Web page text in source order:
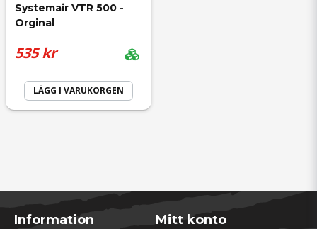
Systemair VTR 500 -
Orginal
535 kr
LÄGG I VARUKORGEN
Information Mitt konto